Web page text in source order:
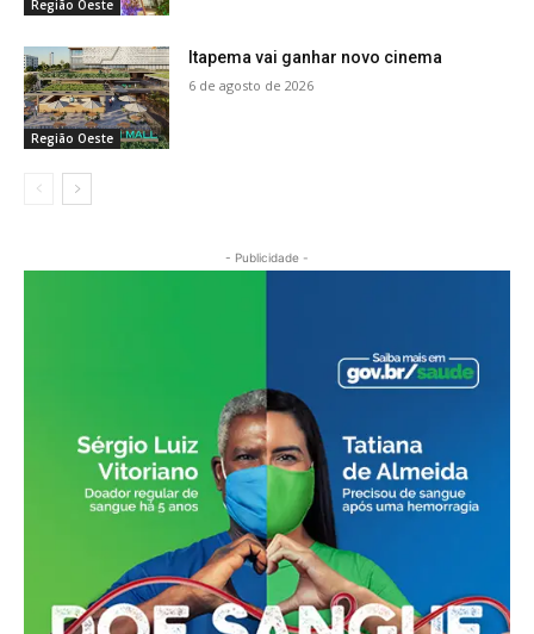
Região Oeste
Região Oeste
Itapema vai ganhar novo cinema
6 de agosto de 2026
- Publicidade -